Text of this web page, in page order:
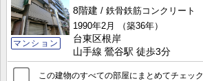
マンション
8階建
鉄骨鉄筋コンクリート
1990年2月
（築36年）
台東区根岸
山手線 鶯谷駅 徒歩3分
この建物のすべての部屋にまとめてチェック